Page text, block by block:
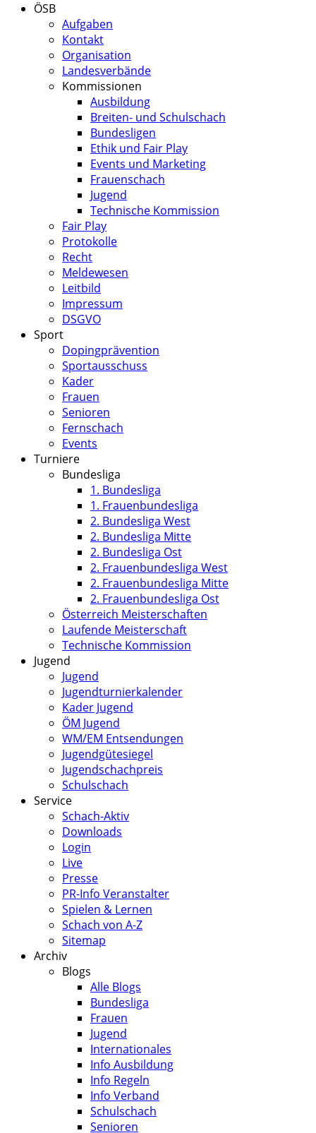
ÖSB
Aufgaben
Kontakt
Organisation
Landesverbände
Kommissionen
Ausbildung
Breiten- und Schulschach
Bundesligen
Ethik und Fair Play
Events und Marketing
Frauenschach
Jugend
Technische Kommission
Fair Play
Protokolle
Recht
Meldewesen
Leitbild
Impressum
DSGVO
Sport
Dopingprävention
Sportausschuss
Kader
Frauen
Senioren
Fernschach
Events
Turniere
Bundesliga
1. Bundesliga
1. Frauenbundesliga
2. Bundesliga West
2. Bundesliga Mitte
2. Bundesliga Ost
2. Frauenbundesliga West
2. Frauenbundesliga Mitte
2. Frauenbundesliga Ost
Österreich Meisterschaften
Laufende Meisterschaft
Technische Kommission
Jugend
Jugend
Jugendturnierkalender
Kader Jugend
ÖM Jugend
WM/EM Entsendungen
Jugendgütesiegel
Jugendschachpreis
Schulschach
Service
Schach-Aktiv
Downloads
Login
Live
Presse
PR-Info Veranstalter
Spielen & Lernen
Schach von A-Z
Sitemap
Archiv
Blogs
Alle Blogs
Bundesliga
Frauen
Jugend
Internationales
Info Ausbildung
Info Regeln
Info Verband
Schulschach
Senioren